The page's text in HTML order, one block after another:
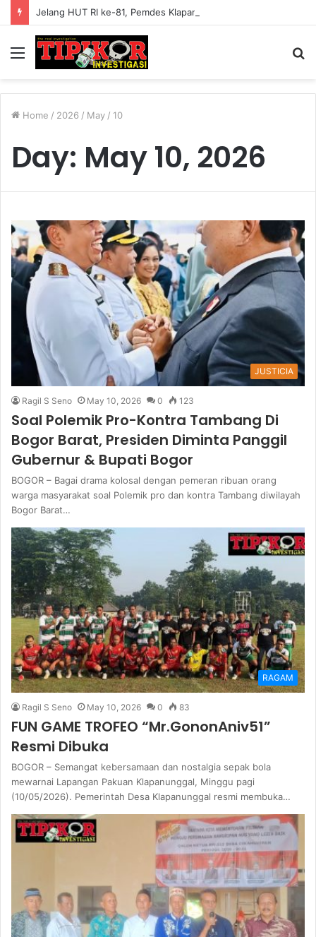
Menu
Home / 2026 / May / 10
Day: May 10, 2026
JUSTICIA
Ragil S Seno May 10, 2026 0 123
Soal Polemik Pro-Kontra Tambang Di
Bogor Barat, Presiden Diminta Panggil
Gubernur & Bupati Bogor
BOGOR – Bagai drama kolosal dengan pemeran ribuan orang
warga masyarakat soal Polemik pro dan kontra Tambang diwilayah
Bogor Barat…
RAGAM
Ragil S Seno May 10, 2026 0 83
FUN GAME TROFEO “Mr.GononAniv51”
Resmi Dibuka
BOGOR – Semangat kebersamaan dan nostalgia sepak bola
mewarnai Lapangan Pakuan Klapanunggal, Minggu pagi
(10/05/2026). Pemerintah Desa Klapanunggal resmi membuka…